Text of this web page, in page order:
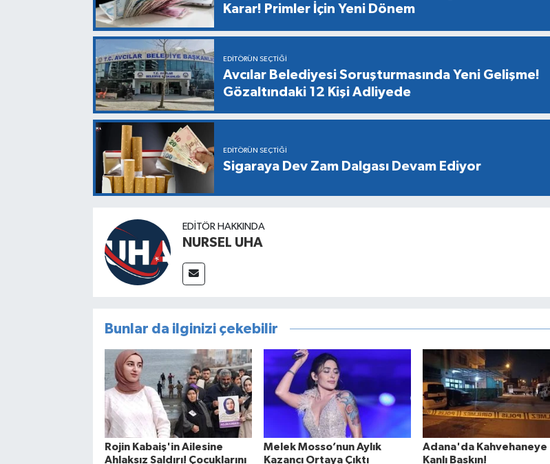
Karar! Primler İçin Yeni Dönem
EDITÖRÜN SEÇTIĞI
Avcılar Belediyesi Soruşturmasında Yeni Gelişme!
Gözaltındaki 12 Kişi Adliyede
EDITÖRÜN SEÇTIĞI
Sigaraya Dev Zam Dalgası Devam Ediyor
EDITÖR HAKKINDA
NURSEL UHA
Bunlar da ilginizi çekebilir
Rojin Kabaiş'in Ailesine
Ahlaksız Saldırı! Çocuklarını
Melek Mosso’nun Aylık
Kazancı Ortaya Çıktı
Adana'da Kahvehaneye
Kanlı Baskın!